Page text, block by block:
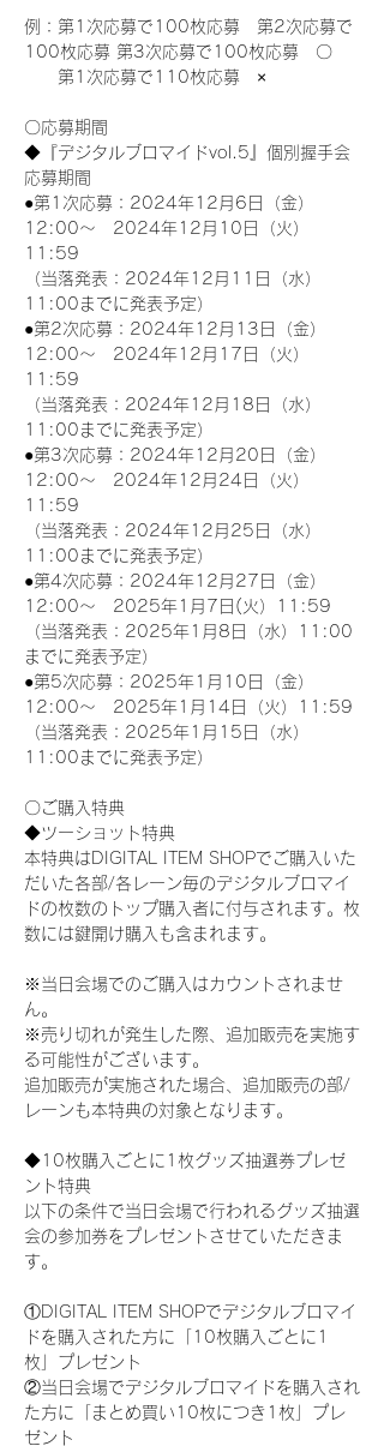
例：第1次応募で100枚応募　第2次応募で
100枚応募 第3次応募で100枚応募　〇
第1次応募で110枚応募　×
〇応募期間
◆『デジタルブロマイドvol.5』個別握手会
応募期間
●第1次応募：2024年12月6日（金）
12:00～　2024年12月10日（火）
11:59
（当落発表：2024年12月11日（水）
11:00までに発表予定）
●第2次応募：2024年12月13日（金）
12:00～　2024年12月17日（火）
11:59
（当落発表：2024年12月18日（水）
11:00までに発表予定）
●第3次応募：2024年12月20日（金）
12:00～　2024年12月24日（火）
11:59
（当落発表：2024年12月25日（水）
11:00までに発表予定）
●第4次応募：2024年12月27日（金）
12:00～　2025年1月7日(火）11:59
（当落発表：2025年1月8日（水）11:00
までに発表予定）
●第5次応募：2025年1月10日（金）
12:00～　2025年1月14日（火）11:59
（当落発表：2025年1月15日（水）
11:00までに発表予定）
〇ご購入特典
◆ツーショット特典
本特典はDIGITAL ITEM SHOPでご購入いた
だいた各部/各レーン毎のデジタルブロマイ
ドの枚数のトップ購入者に付与されます。枚
数には鍵開け購入も含まれます。
※当日会場でのご購入はカウントされませ
ん。
※売り切れが発生した際、追加販売を実施す
る可能性がございます。
追加販売が実施された場合、追加販売の部/
レーンも本特典の対象となります。
◆10枚購入ごとに1枚グッズ抽選券プレゼ
ント特典
以下の条件で当日会場で行われるグッズ抽選
会の参加券をプレゼントさせていただきま
す。
①DIGITAL ITEM SHOPでデジタルブロマイ
ドを購入された方に「10枚購入ごとに1
枚」プレゼント
②当日会場でデジタルブロマイドを購入され
た方に「まとめ買い10枚につき1枚」プレ
ゼント